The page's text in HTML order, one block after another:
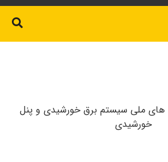
های ملی سیستم برق خورشیدی و پنل
خورشیدی